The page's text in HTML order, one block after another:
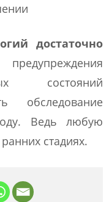
достаточно
состояний
обследование
Ведь любую
стадиях.